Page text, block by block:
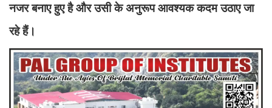
नजर बनाए हुए है और उसी के अनुरूप आवश्यक कदम उठाए जा
रहे हैं।